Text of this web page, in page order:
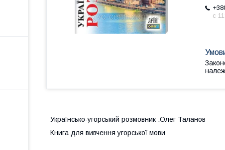
с
Українсько-угорський розмовник .Олег Таланов
Книга для вивчення угорської мови